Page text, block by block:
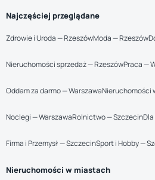
Najczęściej przeglądane
Zdrowie i Uroda — RzeszówModa — Rzeszów
Nieruchomości sprzedaż — RzeszówPraca —
Oddam za darmo — WarszawaNieruchomości
Noclegi — WarszawaRolnictwo — Szczecin
Firma i Przemysł — SzczecinSport i Hobby —
Nieruchomości w miastach